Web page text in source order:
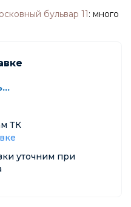
бульвар 11: много
ТК
уточним при